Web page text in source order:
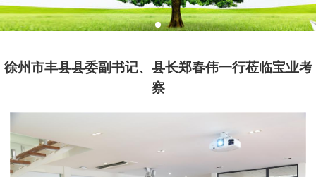
案例中心
联系我们
徐州市丰县县委副书记、县长郑春伟一行莅临宝业考
察